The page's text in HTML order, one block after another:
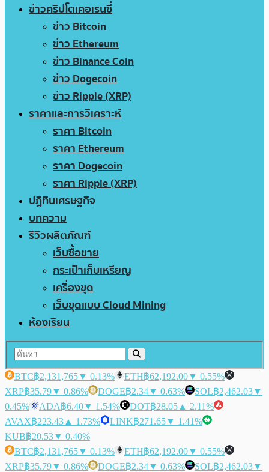
ข่าวคริปโตเคอเรนซี่
ข่าว Bitcoin
ข่าว Ethereum
ข่าว Binance Coin
ข่าว Dogecoin
ข่าว Ripple (XRP)
ราคาและการวิเคราะห์
ราคา Bitcoin
ราคา Ethereum
ราคา Dogecoin
ราคา Ripple (XRP)
ปฏิทินเศรษฐกิจ
บทความ
รีวิวผลิตภัณฑ์
เว็บซื้อขาย
กระเป๋าเก็บเหรียญ
เครื่องขุด
เว็บขุดแบบ Cloud Mining
ห้องเรียน
BTC฿2,131,765▼ 0.13% ETH฿62,192.00▼ 0.55%
XRP฿35.79▼ 0.86% DOGE฿2.34▼ 0.63% SOL฿2,462.03▼
0.45%
ADA฿6.40▼ 1.54% DOT฿28.05 ▲ 2.11%
AVAX฿223.43 ▲ 1.73% LINK฿271.65▼ 1.41%
KUB฿20.53▼ 0.40%
BTC฿2,131,765▼ 0.13% ETH฿62,192.00▼ 0.55%
XRP฿35.79▼ 0.86% DOGE฿2.34▼ 0.63% SOL฿2,462.03▼